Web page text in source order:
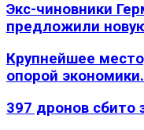
Экс-чиновники
предложили
Крупнейшее
опорой
397 дронов сбито